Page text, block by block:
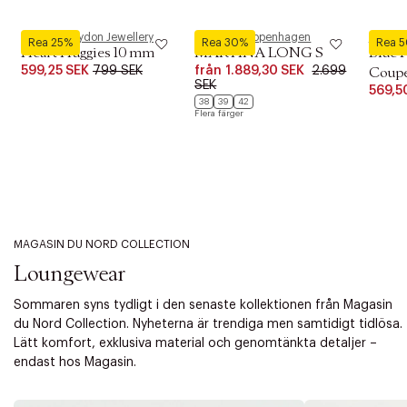
Rea 25%
Pernille Corydon Jewellery
Heart Huggies 10 mm
599,25 SEK 799 SEK
Rea 30%
Phenumb Copenhagen
MARTINA LONG S
från 1.889,30 SEK 2.699
SEK
38 39
42
Flera färger
Rea
Royal
Blue
MAGASIN DU NORD COLLECTION
Loungewear
Sommaren syns tydligt i den senaste kollektionen från Magasin
du Nord Collection. Nyheterna är trendiga men samtidigt tidlösa.
Lätt komfort, exklusiva material och genomtänkta detaljer –
endast hos Magasin.